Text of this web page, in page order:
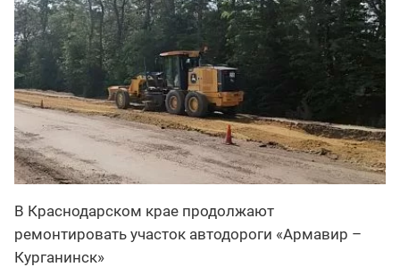
В Краснодарском крае продолжают
ремонтировать участок автодороги «Армавир –
Курганинск»